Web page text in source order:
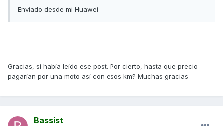
Enviado desde mi Huawei
Gracias, si había leído ese post. Por cierto, hasta que precio
pagarían por una moto así con esos km? Muchas gracias
Bassist